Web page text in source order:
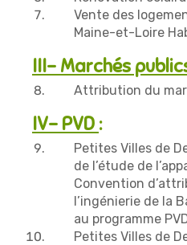
Vente des
Maine-et-Loire
III- Marchés
Attribution du
IV- PVD :
Petites Villes de
de l’étude de
Convention
l’ingénierie de la
au programme
Petites Villes de